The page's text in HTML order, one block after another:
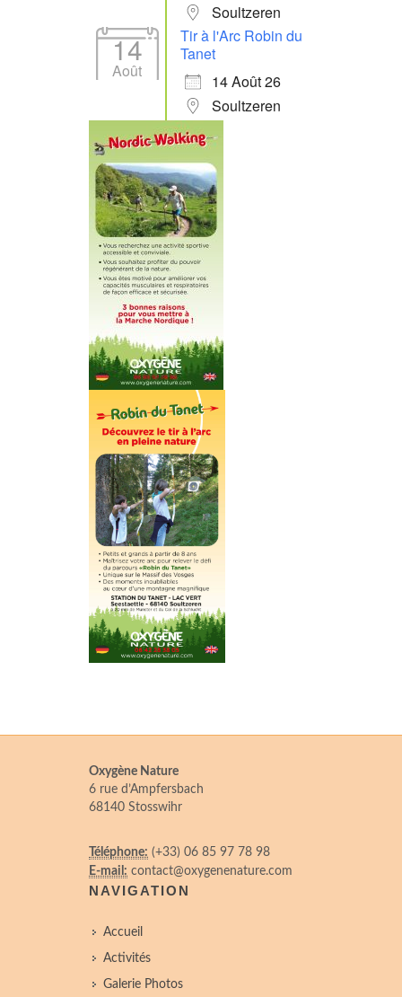
Soultzeren
14
Août
Tir à l'Arc Robin du
Tanet
14 Août 26
Soultzeren
Oxygène Nature
6 rue d’Ampfersbach
68140 Stosswihr
Téléphone: (+33) 06 85 97 78 98
E-mail: contact@oxygenenature.com
NAVIGATION
Accueil
Activités
Galerie Photos